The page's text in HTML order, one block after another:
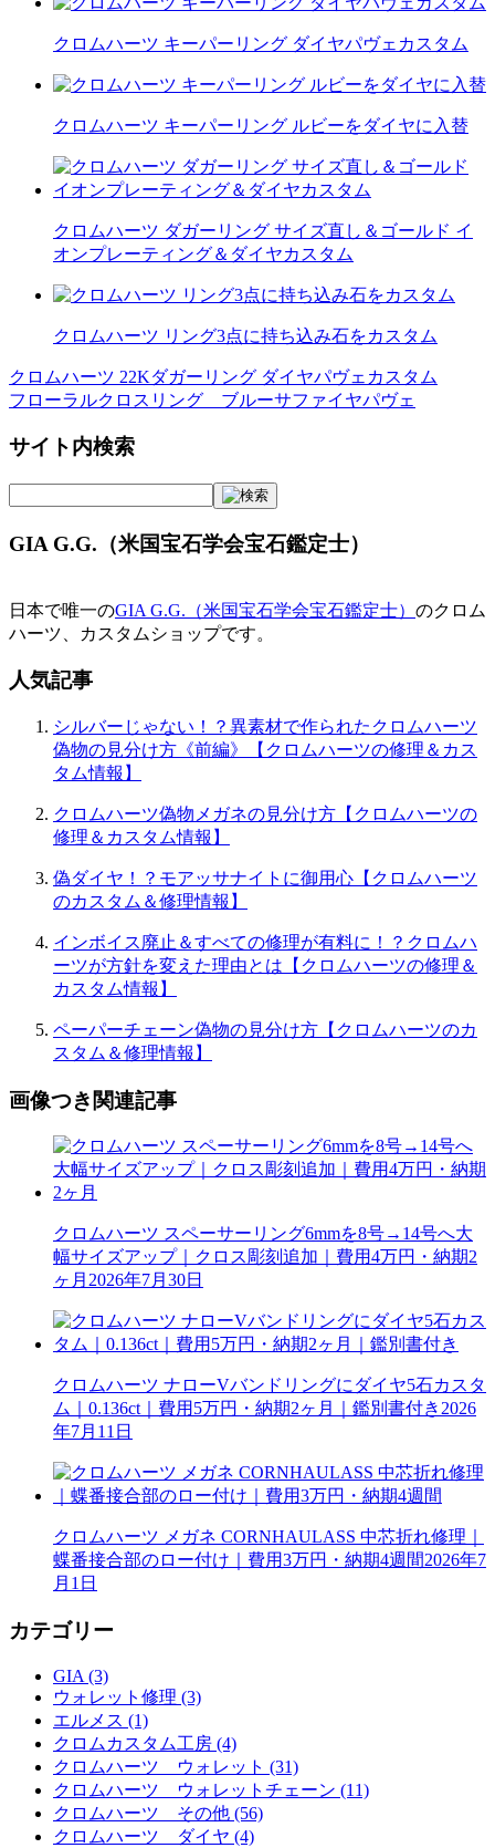
クロムハーツ キーパーリング ダイヤパヴェカスタム
クロムハーツ キーパーリング ルビーをダイヤに入替
クロムハーツ ダガーリング サイズ直し＆ゴールド イ
オンプレーティング＆ダイヤカスタム
クロムハーツ リング3点に持ち込み石をカスタム
投
稿
ナ
ビ
ー
シ
ョ
ン
クロムハーツ 22Kダガーリング ダイヤパヴェカスタム
フローラルクロスリング ブルーサファイヤパヴェ
サイト内検索
GIA G.G.（米国宝石学会宝石鑑定士）
日本で唯一のGIA G.G.（米国宝石学会宝石鑑定士） のクロム
ハーツ、カスタムショップです。
人気記事
シルバーじゃない！？異素材で作られたクロムハーツ
偽物の見分け方《前編》【クロムハーツの修理＆カス
タム情報】
クロムハーツ偽物メガネの見分け方【クロムハーツの
修理＆カスタム情報】
偽ダイヤ！？モアッサナイトに御用心【クロムハーツ
のカスタム＆修理情報】
インボイス廃止＆すべての修理が有料に！？クロムハ
ーツが方針を変えた理由とは【クロムハーツの修理＆
カスタム情報】
ペーパーチェーン偽物の見分け方【クロムハーツのカ
スタム＆修理情報】
画像つき関連記事
クロムハーツ スペーサーリング6mmを8号→14号へ大
幅サイズアップ｜クロス彫刻追加｜費用4万円・納期2
ヶ月 2026年7月30日
クロムハーツ ナローVバンドリングにダイヤ5石カスタ
ム｜0.136ct｜費用5万円・納期2ヶ月｜鑑別書付き 2026
年7月11日
クロムハーツ メガネ CORNHAULASS 中芯折れ修理｜
蝶番接合部のロー付け｜費用3万円・納期4週間2026年7
月1日
カテゴリー
GIA (3)
ウォレット修理 (3)
エルメス (1)
クロムカスタム工房 (4)
クロムハーツ ウォレット (31)
クロムハーツ ウォレットチェーン (11)
クロムハーツ その他 (56)
クロムハーツ ダイヤ (4)